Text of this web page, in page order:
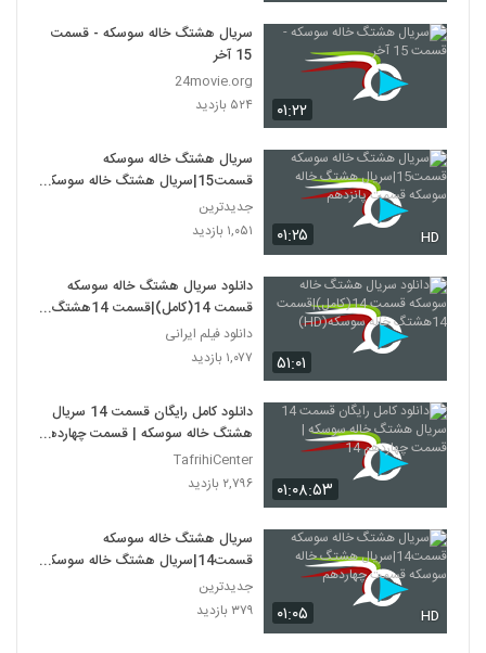
۰۱:۲۲
سریال هشتگ خاله سوسکه - قسمت
15 آخر
24movie.org
۵۲۴ بازدید
۰۱:۲۵ HD
سریال هشتگ خاله سوسکه
قسمت15|سریال هشتگ خاله سوسکه
قسمت پانزدهم
جدیدترین
۱,۰۵۱ بازدید
۵۱:۰۱
دانلود سریال هشتگ خاله سوسکه
قسمت 14(کامل)|قسمت 14هشتگ
خاله سوسکه(HD)
دانلود فیلم ایرانی
۱,۰۷۷ بازدید
۰۱:۰۸:۵۳
دانلود کامل رایگان قسمت 14 سریال
هشتگ خاله سوسکه | قسمت چهاردهم
14
TafrihiCenter
۲,۷۹۶ بازدید
۰۱:۰۵ HD
سریال هشتگ خاله سوسکه
قسمت14|سریال هشتگ خاله سوسکه
قسمت چهاردهم
جدیدترین
۳۷۹ بازدید